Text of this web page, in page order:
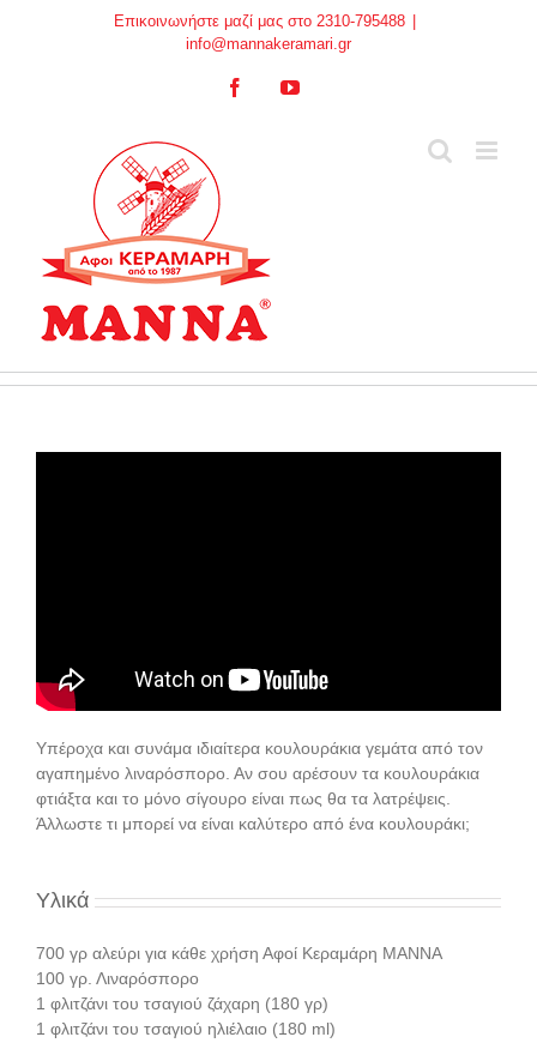
Επικοινωνήστε μαζί μας στο 2310-795488
info@mannakeramari.gr
FacebookYouTube
Yπέροχα και συνάμα ιδιαίτερα κουλουράκια γεμάτα από τον
αγαπημένο λιναρόσπορο. Αν σου αρέσουν τα κουλουράκια
φτιάξτα και το μόνο σίγουρο είναι πως θα τα λατρέψεις.
Άλλωστε τι μπορεί να είναι καλύτερο από ένα κουλουράκι;
Υλικά
700 γρ αλεύρι για κάθε χρήση Αφοί Κεραμάρη ΜΑΝΝΑ
100 γρ. Λιναρόσπορο
1 φλιτζάνι του τσαγιού ζάχαρη (180 γρ)
1 φλιτζάνι του τσαγιού ηλιέλαιο (180 ml)